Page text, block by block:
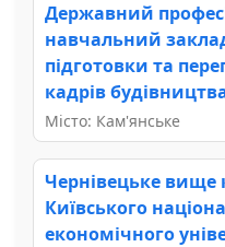
Державний
навчальний
підготовки та
кадрів
Місто: Кам'янське
Чернівецьке
Київського
економічного